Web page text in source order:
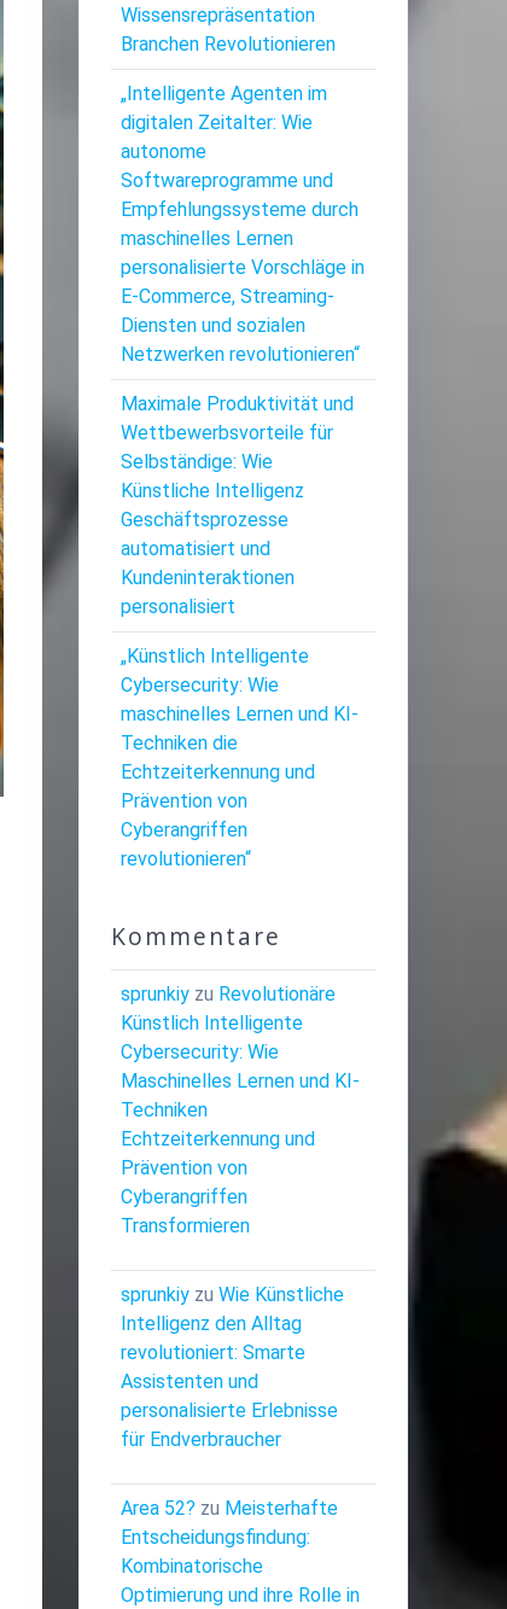
Wissensrepräsentation
Branchen Revolutionieren
„Intelligente Agenten im
digitalen Zeitalter: Wie
autonome
Softwareprogramme und
Empfehlungssysteme durch
maschinelles Lernen
personalisierte Vorschläge in
E-Commerce, Streaming-
Diensten und sozialen
Netzwerken revolutionieren“
Maximale Produktivität und
Wettbewerbsvorteile für
Selbständige: Wie
Künstliche Intelligenz
Geschäftsprozesse
automatisiert und
Kundeninteraktionen
personalisiert
„Künstlich Intelligente
Cybersecurity: Wie
maschinelles Lernen und KI-
Techniken die
Echtzeiterkennung und
Prävention von
Cyberangriffen
revolutionieren“
Kommentare
sprunkiyzu Revolutionäre
Künstlich Intelligente
Cybersecurity: Wie
Maschinelles Lernen und KI-
Techniken
Echtzeiterkennung und
Prävention von
Cyberangriffen
Transformieren
sprunkiyzu Wie Künstliche
Intelligenz den Alltag
revolutioniert: Smarte
Assistenten und
personalisierte Erlebnisse
für Endverbraucher
Area 52? zu Meisterhafte
Entscheidungsfindung:
Kombinatorische
Optimierung und ihre Rolle in